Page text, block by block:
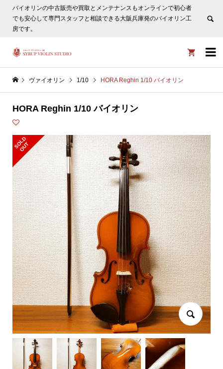
バイオリンの中古販売や買取とメンテナンスもオンラインで初心者
でも安心して専門スタッフと相談できる大阪兵庫発のバイオリン工
房です。


ヴァイオリン 1/10 HORA Reghin 1/10 バイオリン
HORA Reghin 1/10 バイオリン
S
O
L
D
O
U
T
ヴァイオリン選びについてタサカ工房長にLINE相談も頂けま
す。非表示